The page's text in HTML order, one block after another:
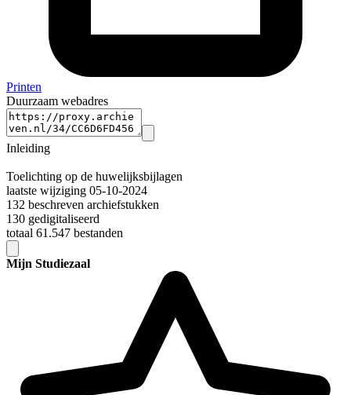
Printen
Duurzaam webadres
Inleiding
Toelichting op de huwelijksbijlagen
laatste wijziging 05-10-2024
132 beschreven archiefstukken
130 gedigitaliseerd
totaal 61.547 bestanden
Mijn Studiezaal